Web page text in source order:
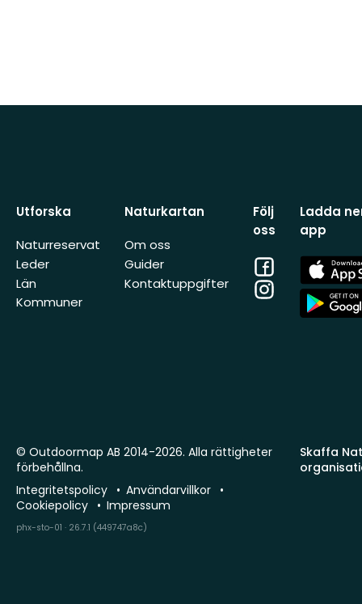
Utforska
Naturreservat
Leder
Län
Kommuner
Naturkartan
Om oss
Guider
Kontaktuppgifter
Följ
oss
Facebook
Instagram
Ladda
app
App
Store
App
Store
Skaffa
© Outdoormap AB 2014-2026. Alla rättigheter
förbehållna.
Integritetspolicy
Användarvillkor
Cookiepolicy
Impressum
phx-sto-01 · 26.7.1 (449747a8c)